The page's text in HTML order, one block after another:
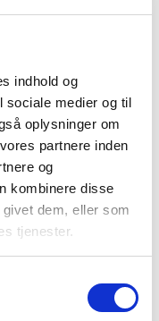
indhold og
sociale medier og til
oplysninger om
partnere inden
og
kombinere disse
dem, eller som
tjenester.
INFORMATION